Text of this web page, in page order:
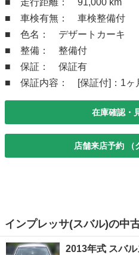
■ 車検有無： 車検整備付
■ 色名： デザートカーキ
■ 整備： 整備付
■ 保証： 保証有
■ 保証内容： [保証付]：1ヶ
在庫確認・
店舗来店予約 （
インプレッサ(スバル)の中
2013年式 スバル